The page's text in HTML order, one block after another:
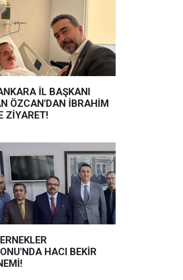
İL BAŞKANI
ÖZCAN'DAN İBRAHİM
ZİYARET!
HACI BEKİR